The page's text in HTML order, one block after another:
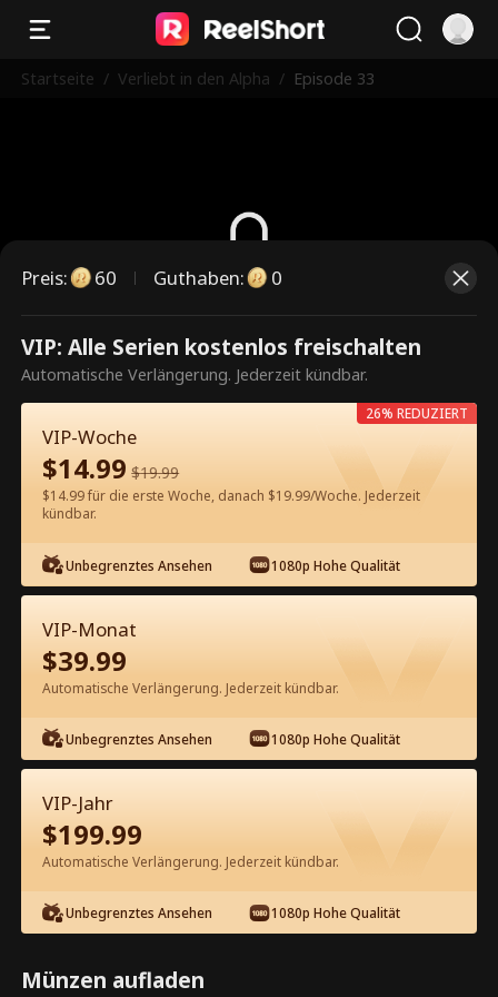
Startseite / Verliebt in den Alpha / Episode 33
Dies ist eine kostenpflichtige
Episode. Bitte entsperren, um
weiterzusehen.
60Jetzt entsperren
Kostenlos in der App ansehen
Episode 33 - Verliebt in den Alpha
Kompletter Film
0-49 50-72
33 34 36 37
Preis: 60 Guthaben: 0
VIP: Alle Serien kostenlos freischalten
Automatische Verlängerung. Jederzeit kündbar.
VIP-Woche
$14.99 $19.99
$14.99 für die erste Woche, danach $19.99/Woche. Jederzeit
kündbar.
Unbegrenztes Ansehen 1080p Hohe Qualität
26% REDUZIERT
VIP-Monat
$39.99
Automatische Verlängerung. Jederzeit kündbar.
Unbegrenztes Ansehen 1080p Hohe Qualität
VIP-Jahr
$199.99
Automatische Verlängerung. Jederzeit kündbar.
Unbegrenztes Ansehen 1080p Hohe Qualität
Münzen aufladen